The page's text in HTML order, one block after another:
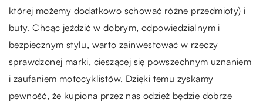
której możemy dodatkowo schować różne przedmioty) i
buty. Chcąc jeździć w dobrym, odpowiedzialnym i
bezpiecznym stylu, warto zainwestować w rzeczy
sprawdzonej marki, cieszącej się powszechnym uznaniem
i zaufaniem motocyklistów. Dzięki temu zyskamy
pewność, że kupiona przez nas odzież będzie dobrze